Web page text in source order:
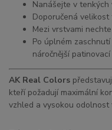
Nanášejte v
Doporučená velikost
Mezi vrstvami
Po úplném
náročnější
AK Real Colors
kteří požadují maximální
vzhled a vysokou odolnost